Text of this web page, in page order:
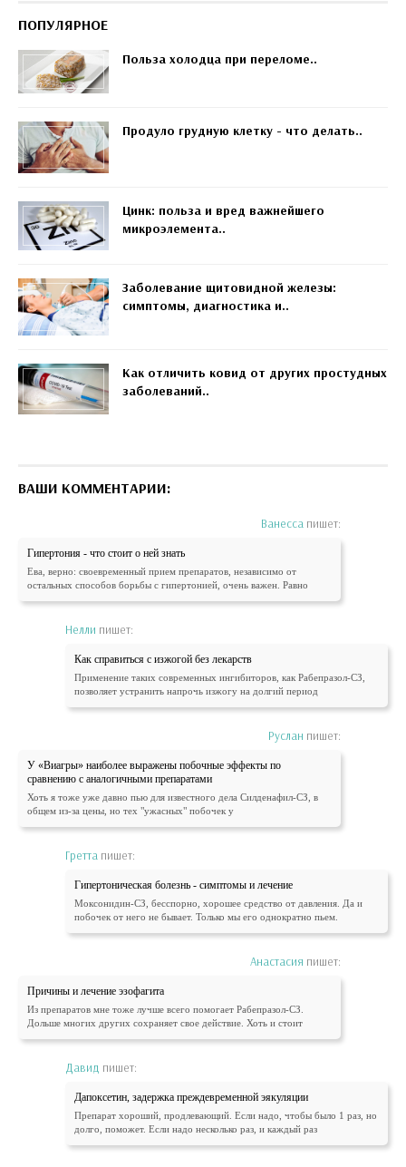
ПОПУЛЯРНОЕ
Польза холодца при переломе..
Продуло грудную клетку - что делать..
Цинк: польза и вред важнейшего
микроэлемента..
Заболевание щитовидной железы:
симптомы, диагностика и..
Как отличить ковид от других простудных
заболеваний..
ВАШИ КОММЕНТАРИИ:
Ванесса пишет:
Гипертония - что стоит о ней знать
Ева, верно: своевременный прием препаратов, независимо от
остальных способов борьбы с гипертонией, очень важен. Равно
Нелли пишет:
Как справиться с изжогой без лекарств
Применение таких современных ингибиторов, как Рабепразол-СЗ,
позволяет устранить напрочь изжогу на долгий период
Руслан пишет:
У «Виагры» наиболее выражены побочные эффекты по
сравнению с аналогичными препаратами
Хоть я тоже уже давно пью для известного дела Силденафил-СЗ, в
общем из-за цены, но тех "ужасных" побочек у
Гретта пишет:
Гипертоническая болезнь - симптомы и лечение
Моксонидин-СЗ, бесспорно, хорошее средство от давления. Да и
побочек от него не бывает. Только мы его однократно пьем.
Анастасия пишет:
Причины и лечение эзофагита
Из препаратов мне тоже лучше всего помогает Рабепразол-СЗ.
Дольше многих других сохраняет свое действие. Хоть и стоит
Давид пишет:
Дапоксетин, задержка преждевременной эякуляции
Препарат хороший, продлевающий. Если надо, чтобы было 1 раз, но
долго, поможет. Если надо несколько раз, и каждый раз